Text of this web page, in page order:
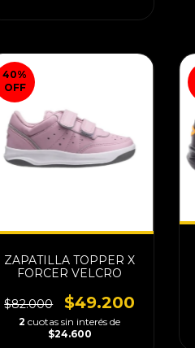
40%
OFF
ZAPATILLA TOPPER X
FORCER VELCRO
$82.000 $49.200
2 cuotas sin interés de
$24.600